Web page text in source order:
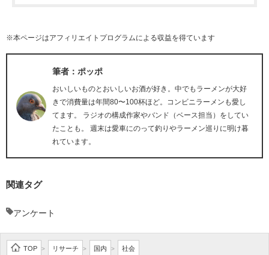
※本ページはアフィリエイトプログラムによる収益を得ています
筆者：ポッポ
おいしいものとおいしいお酒が好き。中でもラーメンが大好
きで消費量は年間80〜100杯ほど。コンビニラーメンも愛し
てます。 ラジオの構成作家やバンド（ベース担当）をしてい
たことも。 週末は愛車にのって釣りやラーメン巡りに明け暮
れています。
関連タグ
アンケート
TOP > リサーチ > 国内 > 社会